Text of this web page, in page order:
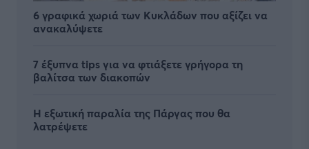
6 γραφικά χωριά των Κυκλάδων που αξίζει να
ανακαλύψετε
7 έξυπνα tips για να φτιάξετε γρήγορα τη
βαλίτσα των διακοπών
Η εξωτική παραλία της Πάργας που θα
λατρέψετε